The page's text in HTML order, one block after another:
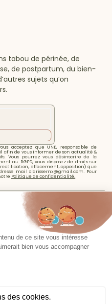
tabou de périnée, de
de postpartum, du bien-
sujets qu’on
acceptez que UNE, responsable de
de vous informer de son actualité &
Vous pourrez vous désinscrire de la
au RGPD, vous disposez de droits sur
rectification, effacement, opposition) que
mail clarissernx@gmail.com. Pour
Politique de confidentialité.
Nouvelle Vague